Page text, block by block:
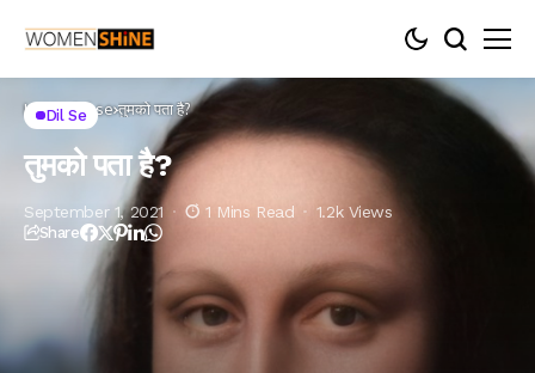
Home Dil se तुमको पता है?
Dil Se
तुमको पता है?
September 1, 2021 1 Mins Read 1.2k Views
Share